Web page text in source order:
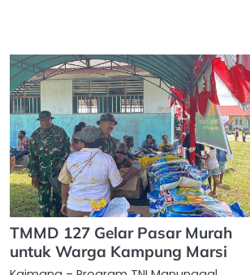
TMMD 127 Gelar Pasar Murah
untuk Warga Kampung Marsi